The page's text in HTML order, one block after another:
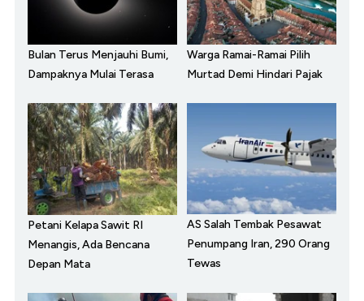
Bulan Terus Menjauhi Bumi,
Dampaknya Mulai Terasa
Warga Ramai-Ramai Pilih
Murtad Demi Hindari Pajak
Petani Kelapa Sawit RI
Menangis, Ada Bencana
Depan Mata
AS Salah Tembak Pesawat
Penumpang Iran, 290 Orang
Tewas